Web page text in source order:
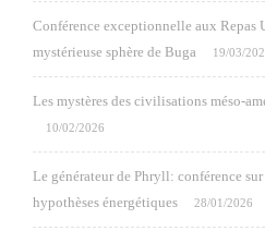
Conférence exceptionnelle aux Repas
mystérieuse sphère de Buga
19/03/
Les mystères des civilisations méso-
10/02/2026
Le générateur de Phryll: conférence
hypothèses énergétiques
28/01/2026